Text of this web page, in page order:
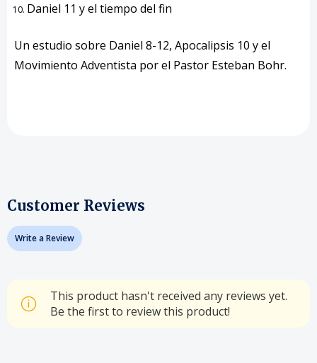
Daniel 11 y el tiempo del fin
Un estudio sobre Daniel 8-12, Apocalipsis 10 y el
Movimiento Adventista por el Pastor Esteban Bohr.
Customer Reviews
Write a Review
This product hasn't received any reviews yet.
Be the first to review this product!